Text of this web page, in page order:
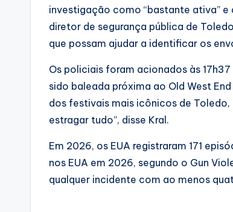
investigação como “bastante ativa” e
diretor de segurança pública de
que possam ajudar a identificar os
Os policiais foram acionados às
sido baleada próxima ao Old West
dos festivais mais icônicos de
estragar tudo”, disse Kral.
Em 2026, os EUA registraram 171
nos EUA em 2026, segundo o Gun
qualquer incidente com ao menos